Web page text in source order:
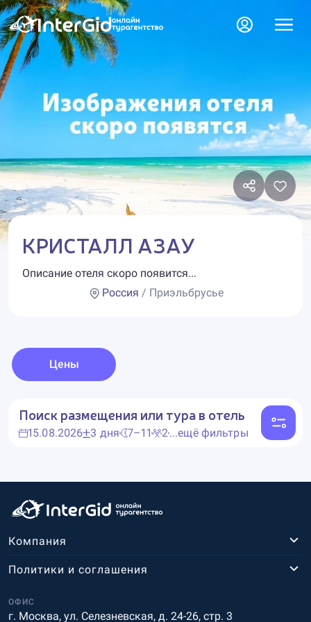
КРИСТАЛЛ АЗАУ
Описание отеля скоро появится...
Россия / Приэльбрусье
Цены
Поиск размещения или тура в отель
15.08.2026 3 дня 7–11 2...ещё фильтры
Компания
ОФИС
г. Москва, ул. Селезневская, д. 24-26, стр. 3
Политики и соглашения